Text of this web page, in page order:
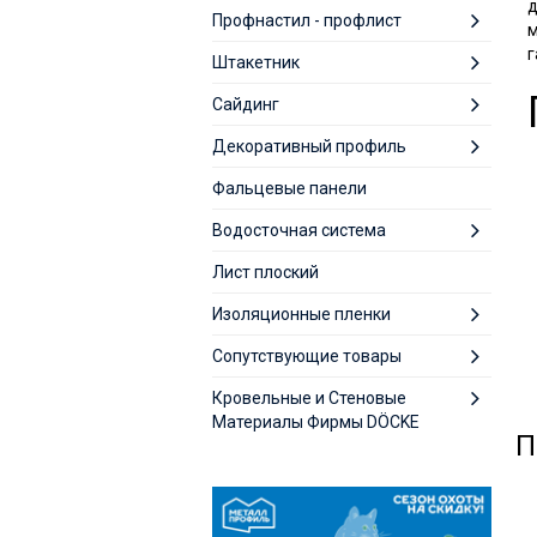
Профнастил - профлист
Штакетник
Сайдинг
Декоративный профиль
Фальцевые панели
Водосточная система
Лист плоский
Изоляционные пленки
Сопутствующие товары
Кровельные и Стеновые
Материалы Фирмы DÖCKE